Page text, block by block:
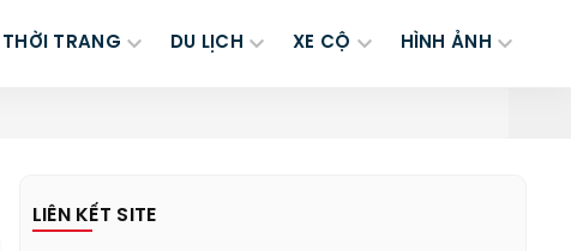
THỜI TRANG DU LỊCH XE CỘ HÌNH ẢNH
LIÊN KẾT SITE